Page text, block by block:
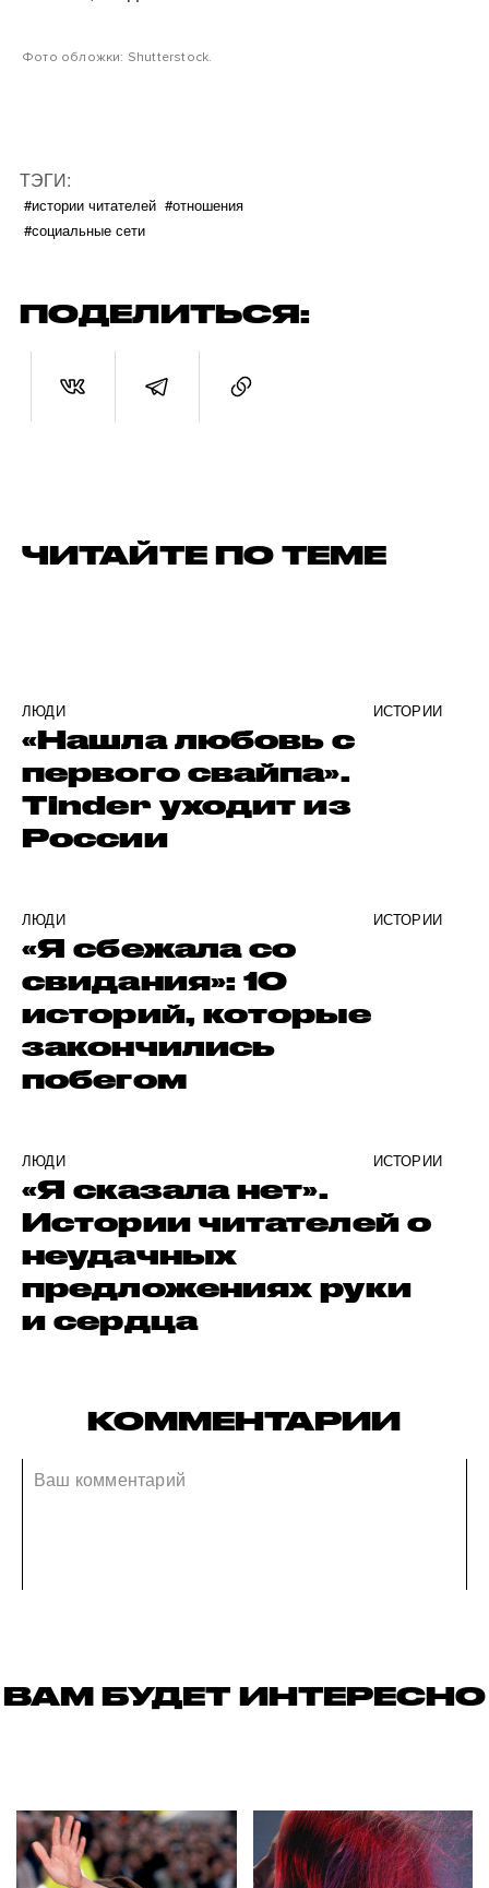
Фото обложки: Shutterstock.
ТЭГИ:
#истории читателей #отношения
#социальные сети
ПОДЕЛИТЬСЯ:
ЧИТАЙТЕ ПО ТЕМЕ
ЛЮДИ ИСТОРИИ
«Нашла любовь с
первого свайпа».
Tinder уходит из
России
ЛЮДИ ИСТОРИИ
«Я сбежала со
свидания»: 10
историй, которые
закончились
побегом
ЛЮДИ ИСТОРИИ
«Я сказала нет».
Истории читателей о
неудачных
предложениях руки
и сердца
КОММЕНТАРИИ
ВАМ БУДЕТ ИНТЕРЕСНО